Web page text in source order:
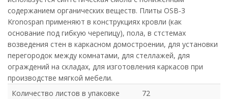
содержанием органических веществ. Плиты OSB-3
Kronospan применяют в конструкциях кровли (как
основание под гибкую черепицу), пола, в стстемах
возведения стен в каркасном домостроении, для установки
перегородок между комнатами, для стеллажей, для
ограждений на складах, для изготовления каркасов при
производстве мягкой мебели.
Количество листов в упаковке
72